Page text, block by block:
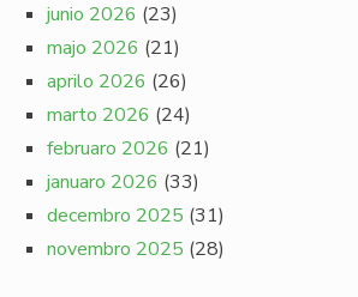
junio 2026 (23)
majo 2026 (21)
aprilo 2026 (26)
marto 2026 (24)
februaro 2026 (21)
januaro 2026 (33)
decembro 2025 (31)
novembro 2025 (28)